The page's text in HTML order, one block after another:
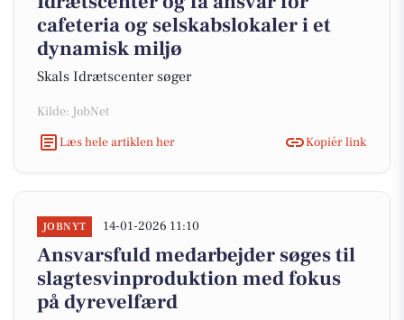
cafeteria og selskabslokaler i et
dynamisk miljø
Skals Idrætscenter søger
Kilde: JobNet
Læs hele artiklen her
Kopiér link
JOBNYT 14-01-2026 11:10
Ansvarsfuld medarbejder søges til
slagtesvinproduktion med fokus
på dyrevelfærd